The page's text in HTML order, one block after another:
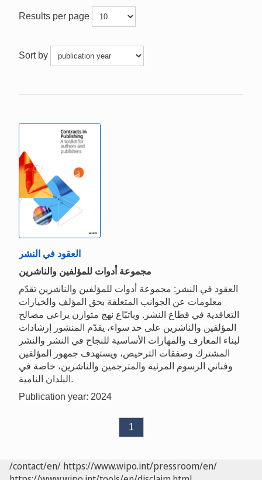
Results per page
Sort by
العقود في النشر
مجموعة أدوات للمؤلفين والناشرين
العقود في النشر: مجموعة أدوات للمؤلفين والناشرين تقدّم
معلومات عن الجوانب المتعلقة بحق المؤلف والخيارات
التعاقدية في قطاع النشر. وباتبّاع نهج متوازن يراعي مصالح
المؤلفين والناشرين على حد سواء، يقدّم المنشور إرشادات
لبناء المعارف والمهارات الأساسية للنجاح في النشر والنشر
المشترك وصفقات الترخيص، ويستهدف جمهور المؤلفين
وفناني الرسوم المرئية والمترجمين والناشرين، خاصة في
البلدان النامية.
Publication year: 2024
1
/contact/en/ https://www.wipo.int/pressroom/en/